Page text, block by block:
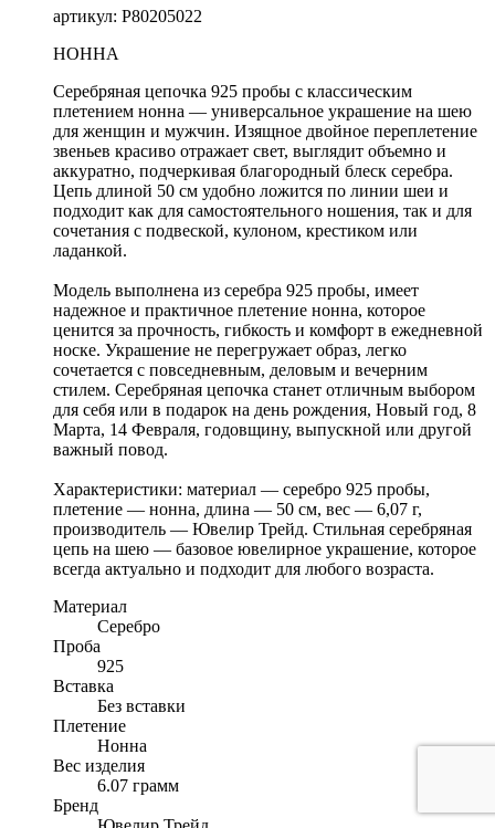
артикул: Р80205022
НОННА
Серебряная цепочка 925 пробы с классическим
плетением нонна — универсальное украшение на шею
для женщин и мужчин. Изящное двойное переплетение
звеньев красиво отражает свет, выглядит объемно и
аккуратно, подчеркивая благородный блеск серебра.
Цепь длиной 50 см удобно ложится по линии шеи и
подходит как для самостоятельного ношения, так и для
сочетания с подвеской, кулоном, крестиком или
ладанкой.
Модель выполнена из серебра 925 пробы, имеет
надежное и практичное плетение нонна, которое
ценится за прочность, гибкость и комфорт в ежедневной
носке. Украшение не перегружает образ, легко
сочетается с повседневным, деловым и вечерним
стилем. Серебряная цепочка станет отличным выбором
для себя или в подарок на день рождения, Новый год, 8
Марта, 14 Февраля, годовщину, выпускной или другой
важный повод.
Характеристики: материал — серебро 925 пробы,
плетение — нонна, длина — 50 см, вес — 6,07 г,
производитель — Ювелир Трейд. Стильная серебряная
цепь на шею — базовое ювелирное украшение, которое
всегда актуально и подходит для любого возраста.
Материал
Серебро
Проба
925
Вставка
Без вставки
Плетение
Нонна
Вес изделия
6.07 грамм
Бренд